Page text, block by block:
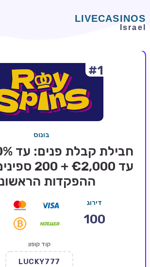
משחקים אונליין
משחקים חינמיים
בלאקג'ק אונליין
בונוסים בקזינו אונליין
#1
בונוס
עד €2,000
ההפקדות
דירוג
100
קוד קופון
LUCKY777